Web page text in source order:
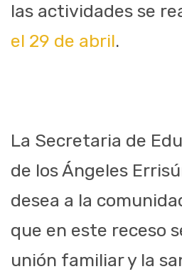
las actividades se
el 29 de abril.
La Secretaria de
de los Ángeles
desea a la
que en este receso
unión familiar y la